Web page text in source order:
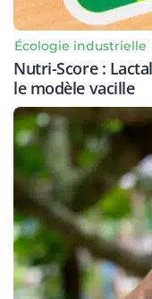
Écologie industrielle
Nutri-Score :
le modèle vacille